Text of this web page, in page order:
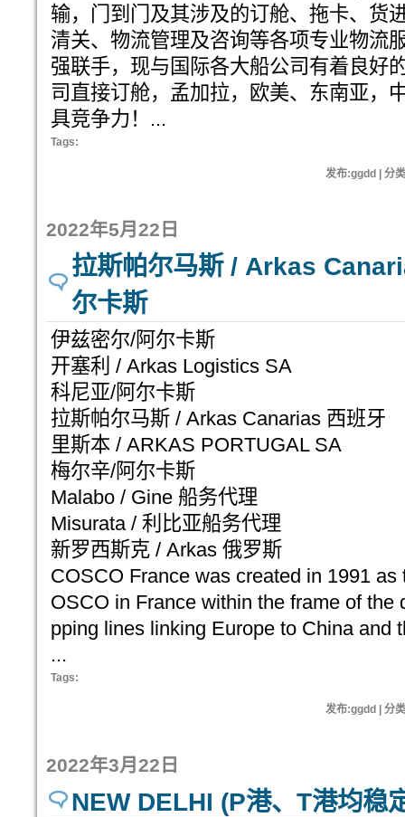
输，门到门及其涉及的订舱、拖卡、货
清关、物流管理及咨询等各项专业物流
强联手，现与国际各大船公司有着良好
司直接订舱，孟加拉，欧美、东南亚，
具竞争力！...
Tags:
发布:ggdd | 分
2022年5月22日
拉斯帕尔马斯 / Arkas
尔卡斯
伊兹密尔/阿尔卡斯
开塞利 / Arkas Logistics SA
科尼亚/阿尔卡斯
拉斯帕尔马斯 / Arkas Canarias 西班牙
里斯本 / ARKAS PORTUGAL SA
梅尔辛/阿尔卡斯
Malabo / Gine 船务代理
Misurata / 利比亚船务代理
新罗西斯克 / Arkas 俄罗斯
​COSCO France was created in 1991
OSCO in France within the frame of the
pping lines linking Europe​ to China ​and
...
Tags:
发布:ggdd | 分
2022年3月22日
NEW DELHI (P港、T港均稳